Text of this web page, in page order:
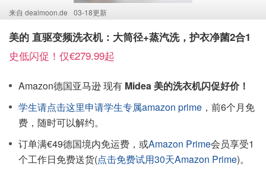
来自 dealmoon.de 03-18更新
美的 直驱变频洗衣机：大筒径+蒸汽洗，护衣净菌2合1
史低闪促！仅€279.99起
Amazon德国亚马逊 现有 Midea 美的洗衣机闪促好价！
学生请点击这里申请学生专属amazon prime ，前6个月免
费，随时可以解约。
订单满€49德国境内免运费，或Amazon Prime会员享受1
个工作日免费送货(点击免费试用30天Amazon Prime)。